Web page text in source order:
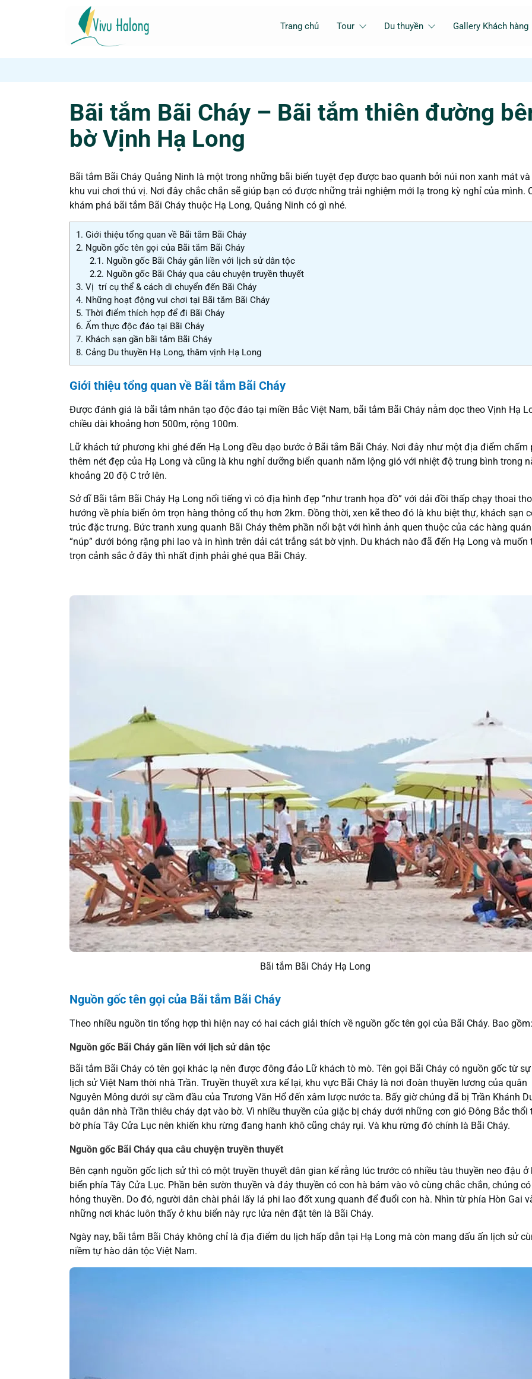
Trang chủ Tour Du thuyền Gallery Khách hàng
Bãi tắm Bãi Cháy – Bãi tắm thiên đường
bờ Vịnh Hạ Long
Bãi tắm Bãi Cháy Quảng Ninh là một trong những bãi biển tuyệt đẹp được bao quanh bởi núi non xanh mát
khu vui chơi thú vị. Nơi đây chắc chắn sẽ giúp bạn có được những trải nghiệm mới lạ trong kỳ nghỉ của mình.
khám phá bãi tắm Bãi Cháy thuộc Hạ Long, Quảng Ninh có gì nhé.
1. Giới thiệu tổng quan về Bãi tắm Bãi Cháy
2. Nguồn gốc tên gọi của Bãi tắm Bãi Cháy
2.1. Nguồn gốc Bãi Cháy gắn liền với lịch sử dân tộc
2.2. Nguồn gốc Bãi Cháy qua câu chuyện truyền thuyết
3. Vị trí cụ thể & cách di chuyển đến Bãi Cháy
4. Những hoạt động vui chơi tại Bãi tắm Bãi Cháy
5. Thời điểm thích hợp để đi Bãi Cháy
6. Ẩm thực độc đáo tại Bãi Cháy
7. Khách sạn gần bãi tắm Bãi Cháy
8. Cảng Du thuyền Hạ Long, thăm vịnh Hạ Long
Giới thiệu tổng quan về Bãi tắm Bãi Cháy
Được đánh giá là bãi tắm nhân tạo độc đáo tại miền Bắc Việt Nam, bãi tắm Bãi Cháy nằm dọc theo Vịnh Hạ
chiều dài khoảng hơn 500m, rộng 100m.
Lữ khách tứ phương khi ghé đến Hạ Long đều dạo bước ở Bãi tắm Bãi Cháy. Nơi đây như một địa điểm chấm
thêm nét đẹp của Hạ Long và cũng là khu nghỉ dưỡng biển quanh năm lộng gió với nhiệt độ trung bình trong
khoảng 20 độ C trở lên.
Sở dĩ Bãi tắm Bãi Cháy Hạ Long nổi tiếng vì có địa hình đẹp “như tranh họa đồ” với dải đồi thấp chạy thoai
hướng về phía biển ôm trọn hàng thông cổ thụ hơn 2km. Đồng thời, xen kẽ theo đó là khu biệt thự, khách sạn
trúc đặc trưng. Bức tranh xung quanh Bãi Cháy thêm phần nổi bật với hình ảnh quen thuộc của các hàng
“núp” dưới bóng rặng phi lao và in hình trên dải cát trắng sát bờ vịnh. Du khách nào đã đến Hạ Long và muốn
trọn cảnh sắc ở đây thì nhất định phải ghé qua Bãi Cháy.
Bãi tắm Bãi Cháy Hạ Long
Nguồn gốc tên gọi của Bãi tắm Bãi Cháy
Theo nhiều nguồn tin tổng hợp thì hiện nay có hai cách giải thích về nguồn gốc tên gọi của Bãi Cháy. Bao gồm:
Nguồn gốc Bãi Cháy gắn liền với lịch sử dân tộc
Bãi tắm Bãi Cháy có tên gọi khác lạ nên được đông đảo Lữ khách tò mò. Tên gọi Bãi Cháy có nguồn gốc từ
lịch sử Việt Nam thời nhà Trần. Truyền thuyết xưa kể lại, khu vực Bãi Cháy là nơi đoàn thuyền lương của quân
Nguyên Mông dưới sự cầm đầu của Trương Văn Hổ đến xâm lược nước ta. Bấy giờ chúng đã bị Trần Khánh
quân dân nhà Trần thiêu cháy dạt vào bờ. Vì nhiều thuyền của giặc bị cháy dưới những cơn gió Đông Bắc thổi
bờ phía Tây Cửa Lục nên khiến khu rừng đang hanh khô cũng cháy rụi. Và khu rừng đó chính là Bãi Cháy.
Nguồn gốc Bãi Cháy qua câu chuyện truyền thuyết
Bên cạnh nguồn gốc lịch sử thì có một truyền thuyết dân gian kể rằng lúc trước có nhiều tàu thuyền neo đậu ở
biển phía Tây Cửa Lục. Phần bên sườn thuyền và đáy thuyền có con hà bám vào vô cùng chắc chắn, chúng
hỏng thuyền. Do đó, người dân chài phải lấy lá phi lao đốt xung quanh để đuổi con hà. Nhìn từ phía Hòn Gai
những nơi khác luôn thấy ở khu biển này rực lửa nên đặt tên là Bãi Cháy.
Ngày nay, bãi tắm Bãi Cháy không chỉ là địa điểm du lịch hấp dẫn tại Hạ Long mà còn mang dấu ấn lịch sử
niềm tự hào dân tộc Việt Nam.